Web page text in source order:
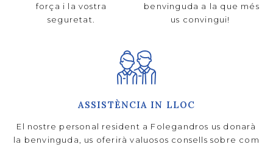
força i la vostra
seguretat.
benvinguda a la que més
us convingui!
ASSISTÈNCIA IN LLOC
El nostre personal resident a Folegandros us donarà
la benvinguda, us oferirà valuosos consells sobre com